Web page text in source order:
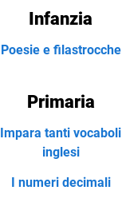
Infanzia
Poesie e filastrocche
Primaria
Impara tanti vocaboli
inglesi
I numeri decimali